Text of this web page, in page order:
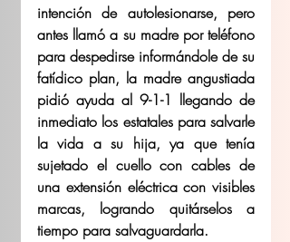
intención de autolesionarse, pero
antes llamó a su madre por teléfono
para despedirse informándole de su
fatídico plan, la madre angustiada
pidió ayuda al 9-1-1 llegando de
inmediato los estatales para salvarle
la vida a su hija, ya que tenía
sujetado el cuello con cables de
una extensión eléctrica con visibles
marcas, logrando quitárselos a
tiempo para salvaguardarla.